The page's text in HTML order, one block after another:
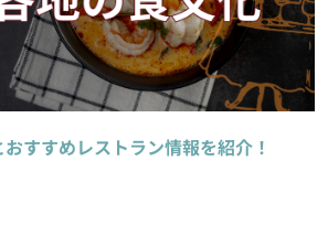
すすめレストラン情報を紹介！